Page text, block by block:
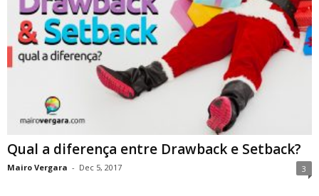
Qual a diferença entre Drawback e Setback?
Mairo Vergara - Dec 5, 2017 3